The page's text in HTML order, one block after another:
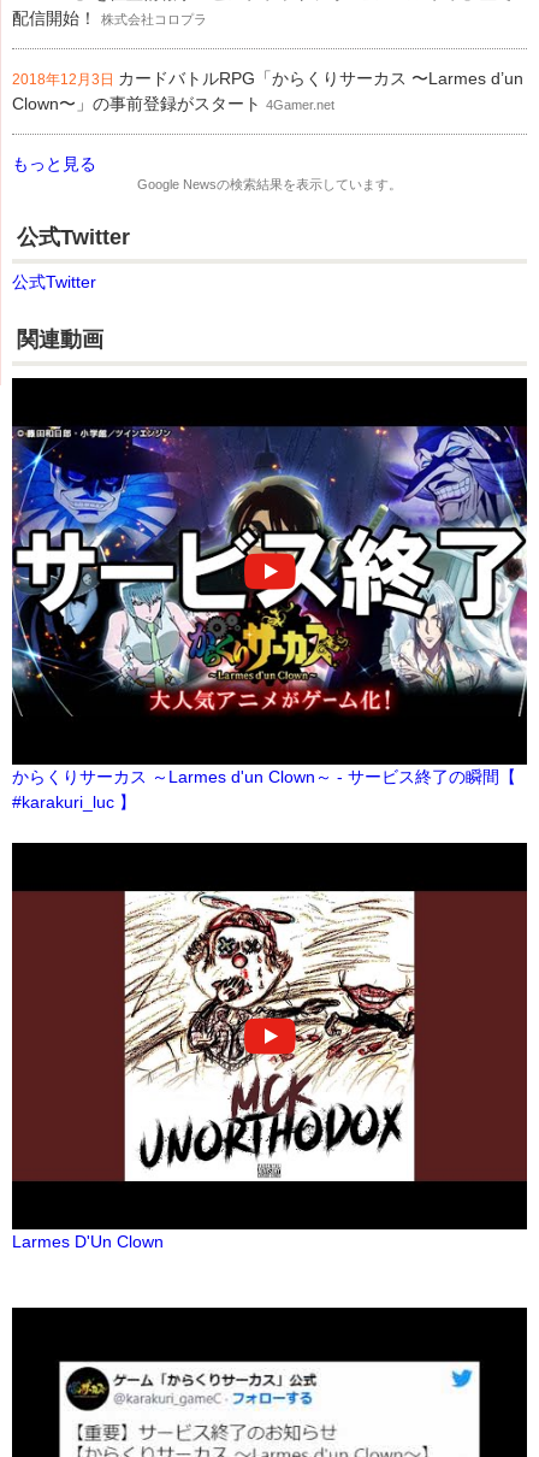
配信開始！
株式会社コロプラ
2018年12月3日 カードバトルRPG「からくりサーカス 〜Larmes d’un
Clown〜」の事前登録がスタート 4Gamer.net
もっと見る
Google Newsの検索結果を表示しています。
公式Twitter
公式Twitter
関連動画
からくりサーカス ～Larmes d'un Clown～ - サービス終了の瞬間【
#karakuri_luc 】
Larmes D'Un Clown